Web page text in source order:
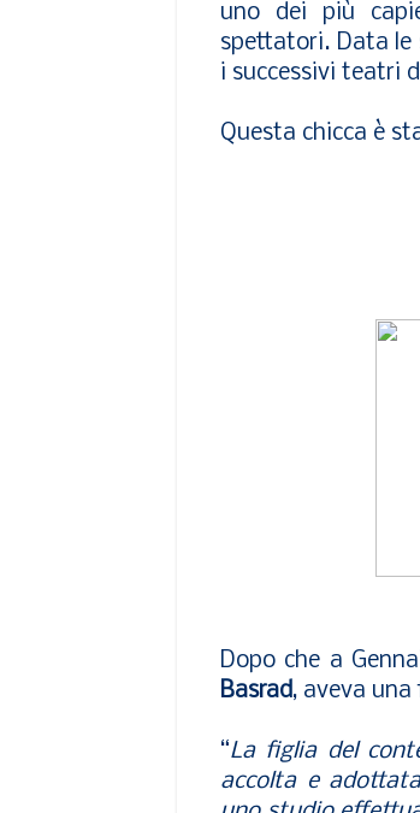
uno dei più
spettatori. Data le
i successivi teatri
Questa chicca è
Dopo che a
Basrad, aveva una
“La figlia del
accolta e